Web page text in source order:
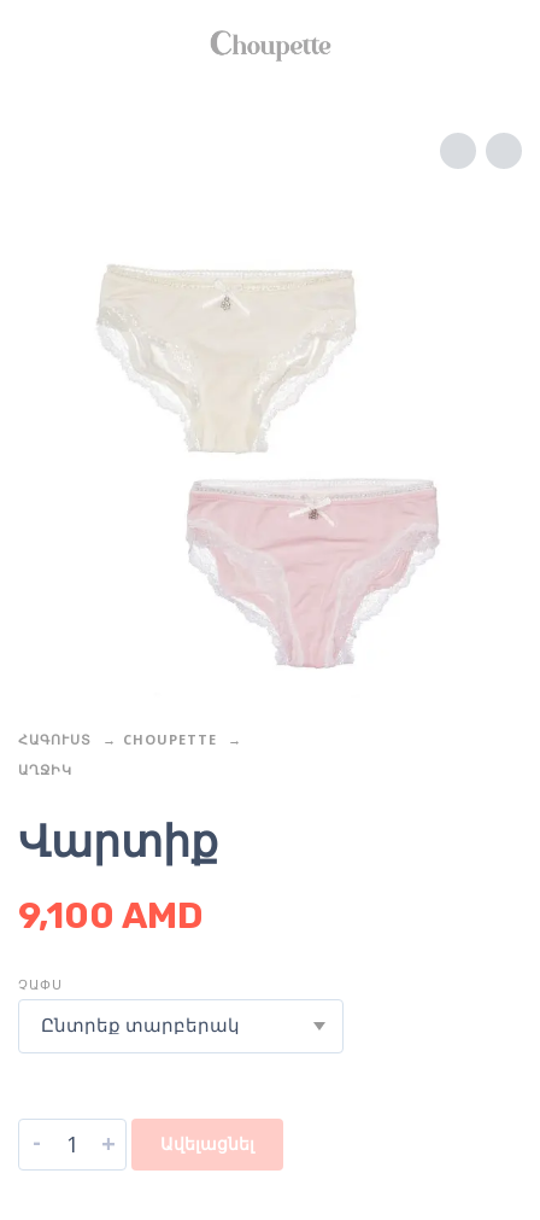
ՀԱԳՈՒՍՏ
CHOUPETTE
ԱՂՋԻԿ
Վարտիք
9,100 AMD
ՉԱՓՍ
Ընտրեք տարբերակ
- + Ավելացնել